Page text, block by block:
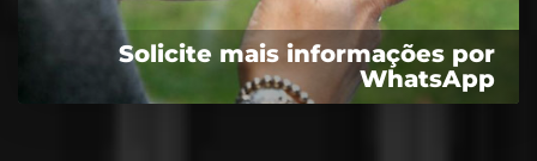
Solicite mais informações por
WhatsApp